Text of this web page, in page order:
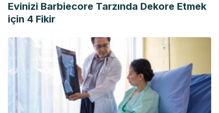
Evinizi Barbiecore Tarzında Dekore Etmek
için 4 Fikir